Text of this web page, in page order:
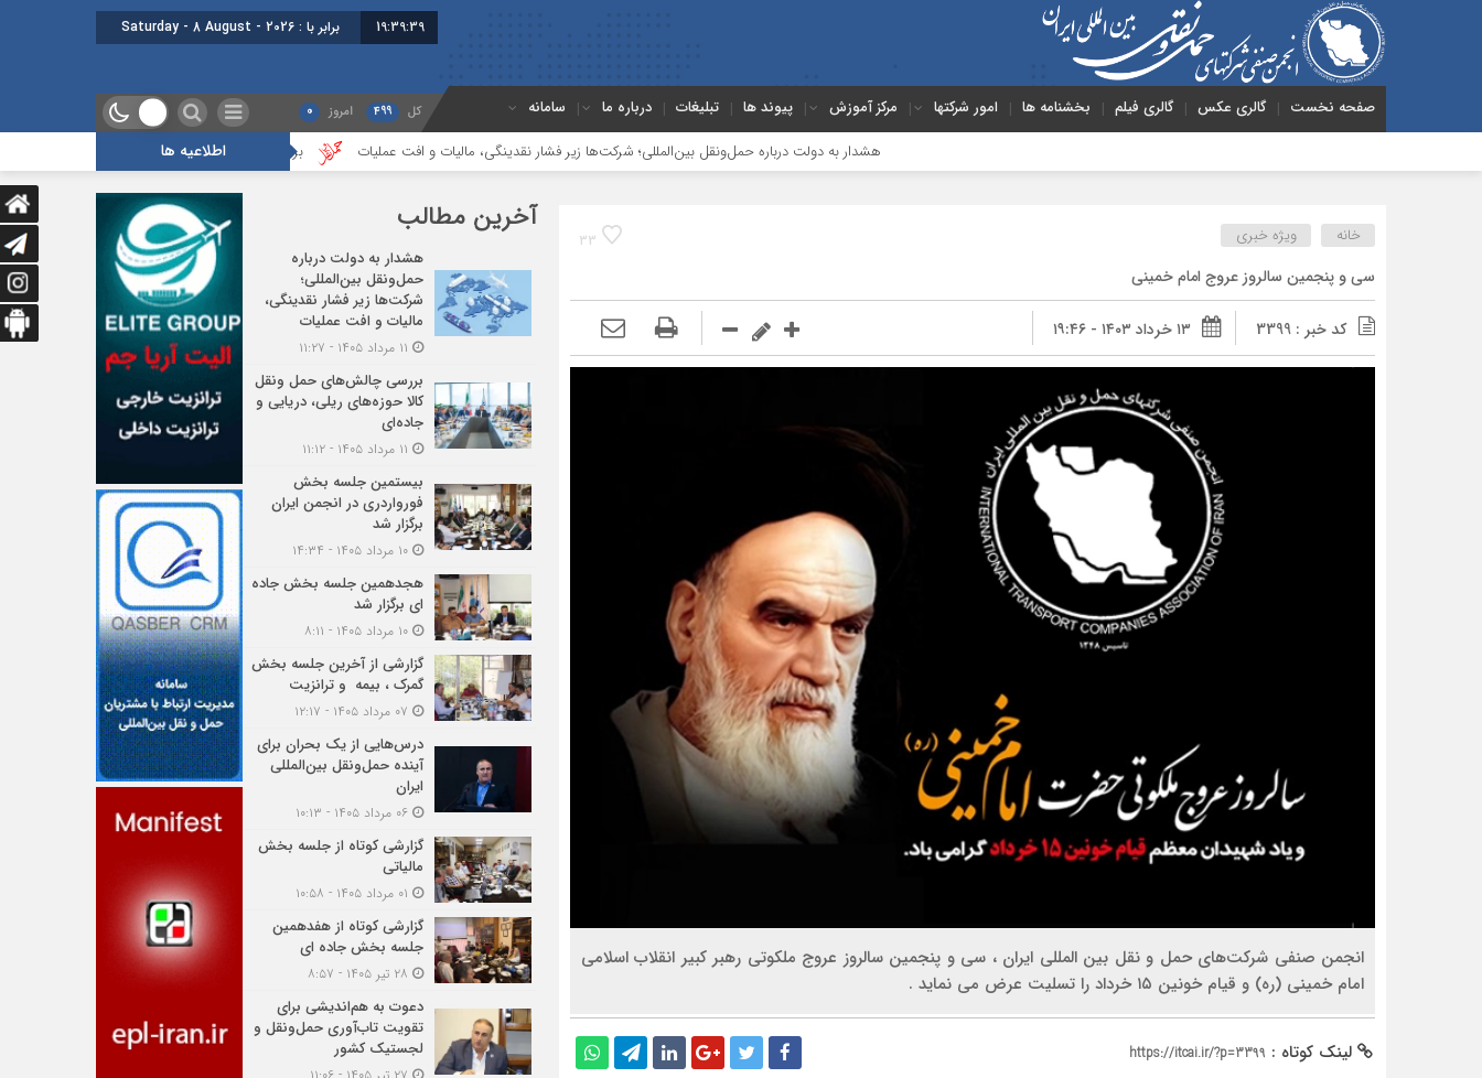
19:39:39 برابر با : Saturday - 8 August - 2026
صفحه نخست گالری عکس گالری فیلم بخشنامه ها امور شرکتها مرکز آموزش پیوند ها تبلیغات درباره ما سامانه کل 499 امروز 0
اطلاعیه ها هشدار به دولت درباره حمل‌ونقل بین‌المللی؛ شرکت‌ها زیر فشار نقدینگی، مالیات و افت عملیات بررسی چالش‌های حمل ونقل کالا حوزه‌های ریلی، دریایی و
33 خانه ویژه خبری
سی و پنجمین سالروز عروج امام خمینی
کد خبر : 3399 ۱۳ خرداد ۱۴۰۳ - ۱۹:۴۶
انجمن صنفی شرکت‌های حمل و نقل بین المللی ایران ، سی و پنجمین سالروز عروج ملکوتی رهبر کبیر انقلاب اسلامی
امام خمینی (ره) و قیام خونین ۱۵ خرداد را تسلیت عرض می نماید .
لینک کوتاه : https://itcai.ir/?p=3399
آخرین مطالب
هشدار به دولت درباره
حمل‌ونقل بین‌المللی؛
شرکت‌ها زیر فشار نقدینگی،
مالیات و افت عملیات
بررسی چالش‌های حمل ونقل
کالا حوزه‌های ریلی، دریایی و
جاده‌ای
بیستمین جلسه بخش
فورواردری در انجمن ایران
برگزار شد
۱۰ مرداد ۱۴۰۵ - ۱۴:۳۴
هجدهمین جلسه بخش جاده
ای برگزار شد
۱۰ مرداد ۱۴۰۵ - ۸:۱۱
گزارشی از آخرین جلسه بخش
گمرک ، بیمه و ترانزیت
درس‌هایی از یک بحران برای
آینده حمل‌ونقل بین‌المللی
ایران
گزارشی کوتاه از جلسه بخش
مالیاتی
گزارشی کوتاه از هفدهمین
جلسه بخش جاده ای
دعوت به هم‌اندیشی برای
تقویت تاب‌آوری حمل‌ونقل و
لجستیک کشور